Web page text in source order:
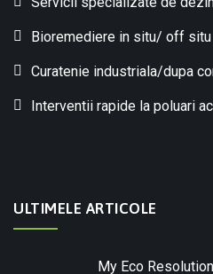
Bioremediere in situ/ off
Curatenie industriala/dupa
Interventii rapide la poluari
ULTIMELE ARTICOLE
My Eco Resolution